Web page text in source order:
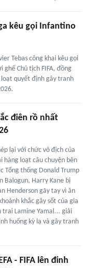
kêu gọi Infantino
Tebas công khai kêu gọi
ghế Chủ tịch FIFA, đồng
quyết định gây tranh
điên rồ nhất
lại với chức vô địch của
hàng loạt câu chuyện bên
Tổng thống Donald Trump
Balogun, Harry Kane bị
Henderson gãy tay vì ăn
khắc gây sốt của gia
trai Lamine Yamal... giải
huống kỳ lạ và gây tranh
- FIFA lên đỉnh